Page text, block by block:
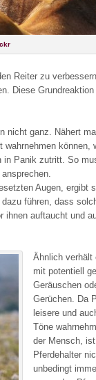
Reiter zu
Diese
nicht ganz. Nähert
wahrnehmen können,
in Panik zutritt. So
Augen, ergibt
führen, dass
ihnen auftaucht und
Ähnlich verhält
mit potentiell
Geräuschen
Gerüchen. Da
leisere und
Töne
der Mensch,
Pferdehalter
unbedingt